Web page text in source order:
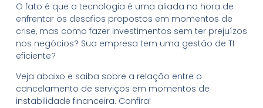
O fato é que a tecnologia é uma aliada na hora de
enfrentar os desafios propostos em momentos de
crise, mas como fazer investimentos sem ter prejuízos
nos negócios? Sua empresa tem uma gestão de TI
eficiente?
Veja abaixo e saiba sobre a relação entre o
cancelamento de serviços em momentos de
instabilidade financeira. Confira!